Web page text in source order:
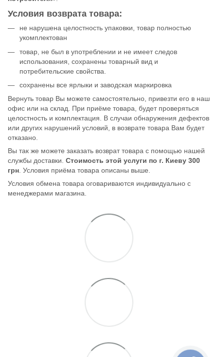
Условия возврата товара:
не нарушена целостность упаковки, товар полностью
укомплектован
товар, не был в употреблении и не имеет следов
использования, сохранены товарный вид и
потребительские свойства.
сохранены все ярлыки и заводская маркировка
Вернуть товар Вы можете самостоятельно, привезти его в наш
офис или на склад. При приёме товара, будет проверяться
целостность и комплектация. В случаи обнаружения дефектов
или других нарушений условий, в возврате товара Вам будет
отказано.
Вы так же можете заказать возврат товара с помощью нашей
службы доставки. Стоимость этой услуги по г. Киеву 300
грн. Условия приёма товара описаны выше.
Условия обмена товара оговариваются индивидуально с
менеджерами магазина.